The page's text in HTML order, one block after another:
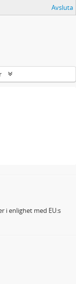
Avsluta
i enlighet med EU:s